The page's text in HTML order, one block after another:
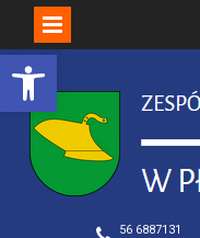
Open toolbar
Skip
to
content
56 6887131